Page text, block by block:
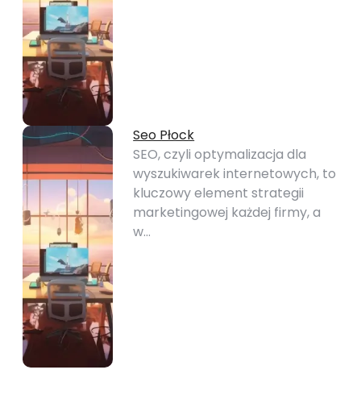
Seo Płock
SEO, czyli optymalizacja dla
wyszukiwarek internetowych, to
kluczowy element strategii
marketingowej każdej firmy, a
w…